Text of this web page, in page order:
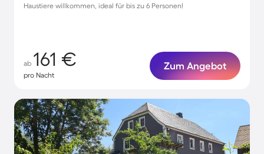
Haustiere willkommen, ideal für bis zu 6 Personen!
ab 161 €
pro Nacht
Zum Angebot